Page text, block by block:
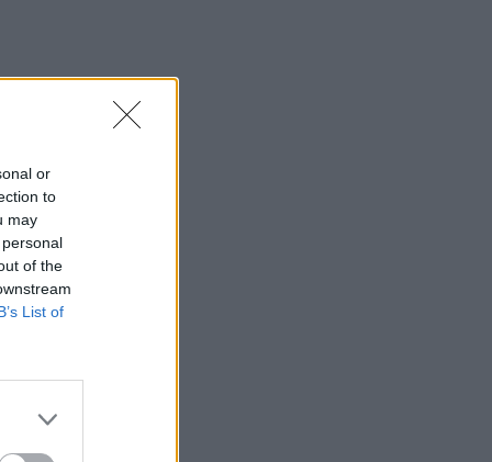
or
to
may
of the
List of